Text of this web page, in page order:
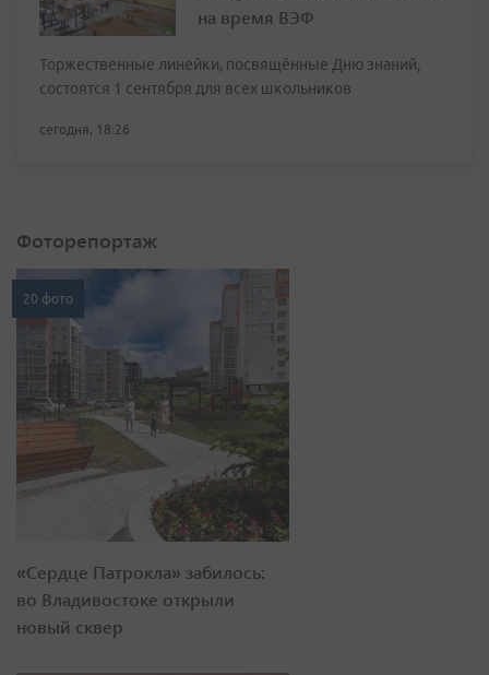
на время ВЭФ
Торжественные линейки, посвящённые Дню знаний,
состоятся 1 сентября для всех школьников
сегодня, 18:26
Фоторепортаж
20 фото
«Сердце Патрокла» забилось:
во Владивостоке открыли
новый сквер